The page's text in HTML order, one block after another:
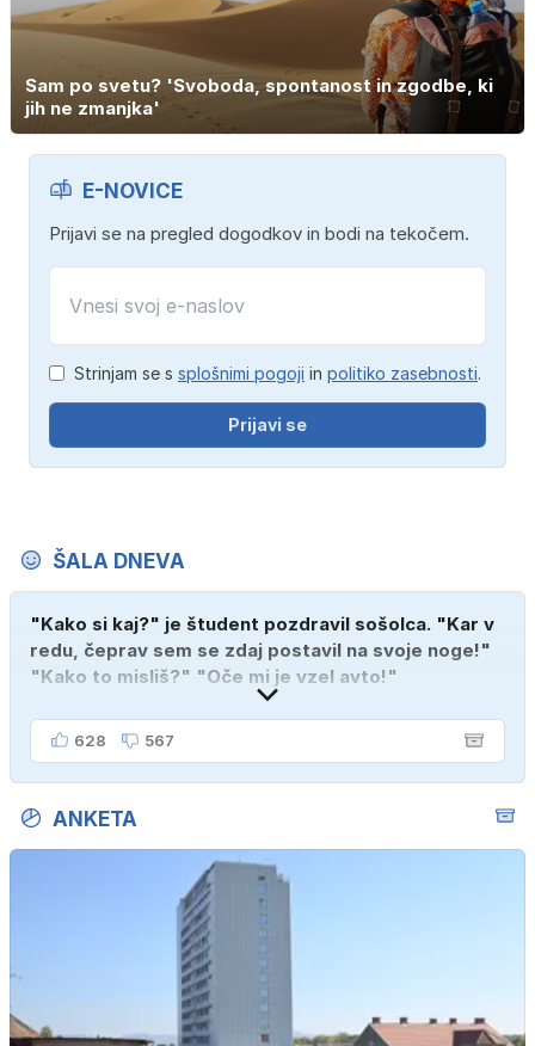
Sam po svetu? 'Svoboda, spontanost in zgodbe, ki
jih ne zmanjka'
E-NOVICE
Prijavi se na pregled dogodkov in bodi na tekočem.
Strinjam se s splošnimi pogoji in politiko zasebnosti.
Prijavi se
ŠALA DNEVA
"Kako si kaj?" je študent pozdravil sošolca. "Kar v
redu, čeprav sem se zdaj postavil na svoje noge!"
"Kako to misliš?" "Oče mi je vzel avto!"
628 567
ANKETA